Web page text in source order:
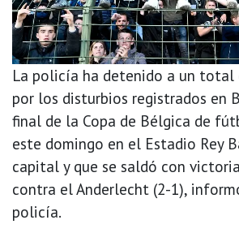
La policía ha detenido a un total
por los disturbios registrados en
final de la Copa de Bélgica de
este domingo en el Estadio Rey
capital y que se saldó con
contra el Anderlecht (2-1),
policía.